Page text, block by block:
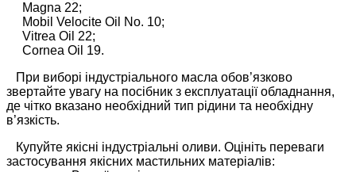
Magna 22;
Mobil Velocite Oil No. 10;
Vitrea Oil 22;
Cornea Oil 19.
При виборі індустріального масла обов’язково
звертайте увагу на посібник з експлуатації обладнання,
де чітко вказано необхідний тип рідини та необхідну
в’язкість.
Купуйте якісні індустріальні оливи. Оцініть переваги
застосування якісних мастильних матеріалів: